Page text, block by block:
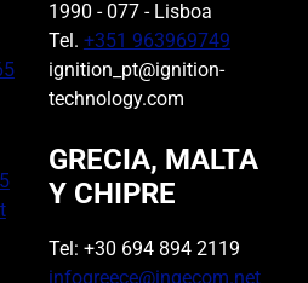
1990 - 077 - Lisboa
Tel. +351 963969749
ignition_pt@ignition-
technology.com
GRECIA, MALTA
Y CHIPRE
Tel: +30 694 894 2119
infogreece@ingecom.net